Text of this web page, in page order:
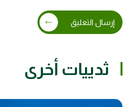
إرسال التعليق
ثدييات أخرى